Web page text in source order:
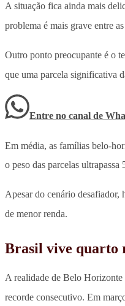
A situação fica ainda mais
problema é mais grave entre
Outro ponto preocupante é o
que uma parcela significativa
Entre no canal de
Em média, as famílias belo-
o peso das parcelas
Apesar do cenário desafiador,
de menor renda.
Brasil vive quarto
A realidade de Belo
recorde consecutivo. Em